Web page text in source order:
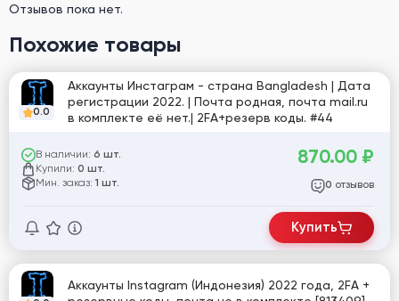
Отзывов пока нет.
Похожие товары
0.0
Аккаунты Инстаграм - страна Bangladesh | Дата
регистрации 2022. | Почта родная, почта mail.ru
в комплекте её нет.| 2FA+резерв коды. #44
В наличии: 6 шт.
Купили: 0 шт.
Мин. заказ: 1 шт.
870.00 ₽
0 отзывов
Купить
Аккаунты Instagram (Индонезия) 2022 года, 2FA +